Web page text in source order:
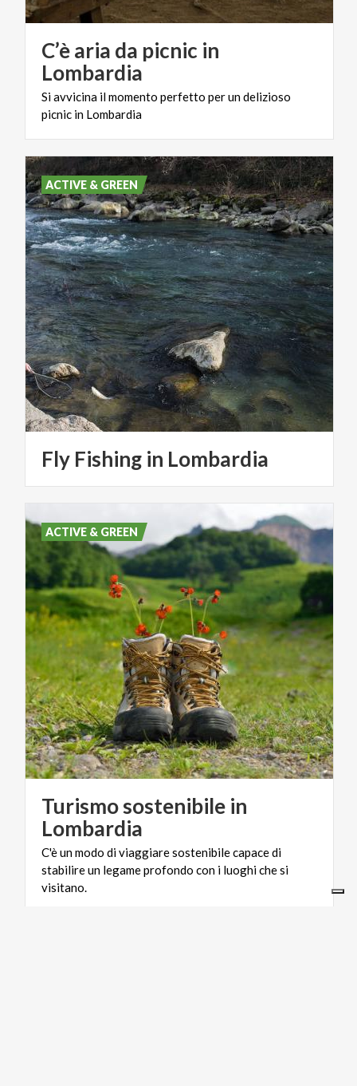
C’è aria da picnic in
Lombardia
Siavvicina ilmomento perfetto perundelizioso
picnic in Lombardia
Fly Fishing in Lombardia
ACTIVE & GREEN
Turismo sostenibile in
Lombardia
C'è un modo di viaggiare sostenibile capace di
stabilire un legame profondo con i luoghi che si
visitano.
ACTIVE & GREEN